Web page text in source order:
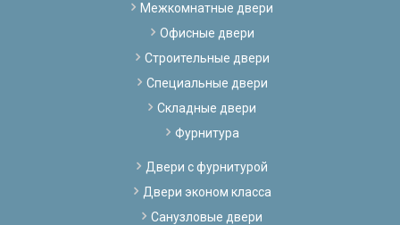
Межкомнатные двери
Офисные двери
Строительные двери
Специальные двери
Складные двери
Фурнитура
Двери с фурнитурой
Двери эконом класса
Санузловые двери